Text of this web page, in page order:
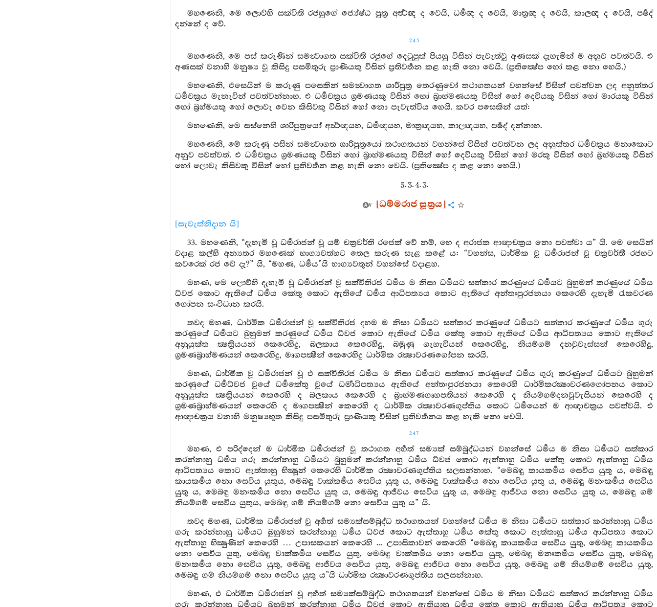
මහණෙනි, මෙ ලොව්හි සක්විති රජහුගේ ජ්‍යේෂ්ඨ පුත්‍ර අර්‍ත්‍ථඥ ද වෙයි, ධර්‍මඥ ද වෙයි, මාත්‍රඥ ද වෙයි, කාලඥ ද වෙයි, පර්‍ෂද්
දන්නේ ද වේ.
245
මහණෙනි, මෙ පස් කරුණින් සමන්‍වාගත සක්විති රජුගේ දෙටුපුත් පියහු විසින් පැවැත්වූ අණසක් දැහැමින් ම අනුව පවත්වයි. එ
අණසක් වනාහි මනුෂ්‍ය වූ කිසිදු පසමිතුරු ප්‍රාණියකු විසින් ප්‍රතිවර්‍තන කළ හැකි නො වෙයි. (ප්‍රතික්‍ෂේප හෝ කළ නො හෙයි.)
මහණෙනි, එසෙයින් ම කරුණු පසෙකින් සමන්‍වාගත ශාරීපුත්‍ර තෙරණුවෝ තථාගතයන් වහන්සේ විසින් පවත්වන ලද අනුත්තර
ධර්‍මචක්‍රය මැනැවින් පවත්වන්නාහ. එ ධර්‍මචක්‍රය ශ්‍රමණයකු විසින් හෝ බ්‍රාහ්මණයකු විසින් හෝ දෙවියකු විසින් හෝ මාරයකු විසින්
හෝ බ්‍රහ්මයකු හෝ ලොවැ වෙන කිසිවකු විසින් හෝ නො පැවැත්විය හෙයි. කවර පසෙකින් යත්:
මහණෙනි, මෙ සස්නෙහි ශාරිපුත්‍රයෝ අර්‍ත්‍ථඥයහ, ධර්‍මඥයහ, මාත්‍රඥයහ, කාලඥයහ, පර්‍ෂද්‍ දන්නාහ.
මහණෙනි, මේ කරුණු පසින් සමන්‍වාගත ශාරිපුත්‍රයෝ තථාගතයන් වහන්සේ විසින් පවත්වන ලද අනුත්තර ධර්‍මචක්‍රය මනාකොට
අනුව පවත්වත්. එ ධර්‍මචක්‍රය ශ්‍රමණයකු විසින් හෝ බ්‍රාහ්මණයකු විසින් හෝ දෙවියකු විසින් හෝ මරකු විසින් හෝ බ්‍රහ්මයකු විසින්
හෝ ලොවැ කිසිවකු විසින් හෝ ප්‍රතිවර්‍තන කළ හැකි නො වෙයි. (ප්‍රතික්‍ෂේප ද කළ නො හෙයි.)
5. 3. 4. 3.
[ධම්මරාජ සූත්‍රය]
[සැවැත්නිදාන යි]
33. මහණෙනි, “දැහැමි වූ ධර්‍මරාජන් වූ යම් චක්‍රවර්ති රජෙක් වේ නම්, හෙ ද අරාජක ආඥාචක්‍රය නො පවත්වා ය” යි. මෙ සෙයින්
වදාළ කල්හි අන්‍යතර මහණෙක් භාග්‍යවත්හට තෙල කරුණ සැළ කළේ ය: “වහන්ස, ධාර්මික වූ ධර්‍මරාජන් වූ චක්‍රවර්තී රජහට
කවරෙක් රජ වේ දැ?” යි, “මහණ, ධර්‍මය”යි භාග්‍යවතුන් වහන්සේ වදාළහ.
මහණ, මෙ ලොව්හි දැහැමි වූ ධර්‍මරාජන් වූ සක්විතිරජ ධර්‍මය ම නිසා ධර්‍මයට සත්කාර කරණුයේ ධර්‍මයට බුහුමන් කරණුයේ ධර්‍මය
ධ්වජ කොට ඇතියේ ධර්‍මය කේතු කොට ඇතියේ ධර්‍මය ආධිපත්‍යය කොට ඇතියේ අන්තඃපුරජනයා කෙරෙහි දැහැමි රැකවරණ
ගෝපන සංවිධාන කරයි.
තවද මහණ, ධාර්මික ධර්‍මරාජන් වූ සක්විතිරජ දහම ම නිසා ධර්‍මයට සත්කාර කරණුයේ ධර්‍මයට සත්කාර කරණුයේ ධර්‍මය ගුරු
කරණුයේ ධර්‍මයට බුහුමන් කරණුයේ ධර්‍මය ධ්වජ කොට ඇතියේ ධර්‍මය කේතු කොට ඇතියේ ධර්‍මය ආධිපත්‍යය කොට ඇතියේ
අනුයුක්ත ක්‍ෂත්‍රියයන් කෙරෙහිදු, බලකාය කෙරෙහිදු, බමුණු ගැහැවියන් කෙරෙහිදු, නියම්ගම් දනවුවැස්සන් කෙරෙහිදු,
ශ්‍රමණබ්‍රාහ්මණයන් කෙරෙහිදු, මෘගපක්‍ෂීන් කෙරෙහිදු ධාර්මික රක්‍ෂාවරණගෝපන කරයි.
මහණ, ධාර්මික වූ ධර්‍මරාජන් වූ එ සක්විතිරජ ධර්‍මය ම නිසා ධර්‍මයට සත්කාර කරණුයේ ධර්‍මය ගුරු කරණුයේ ධර්‍මයට බුහුමන්
කරණුයේ ධර්‍මධ්වජ වූයේ ධර්‍මකේතු වූයේ ධර්‍මාධිපත්‍යය ඇතියේ අන්තඃපුරජනයා කෙරෙහි ධාර්මිකරක්‍ෂාවරණගෝපනය කොට
අනුයුක්ත ක්‍ෂත්‍රියයන් කෙරෙහි ද බලකාය කෙරෙහි ද බ්‍රාහ්මණගෘහපතියන් කෙරෙහි ද නියම්ගම්දනවුවැසියන් කෙරෙහි ද
ශ්‍රමණබ්‍රාහ්මණයන් කෙරෙහි ද මෘගපක්‍ෂීන් කෙරෙහි ද ධාර්මික රක්‍ෂාවරණගුප්තිය කොට ධර්‍මයෙන් ම ආඥාචක්‍රය පවත්වයි. එ
ආඥාචක්‍රය වනාහි මනුෂ්‍යභූත කිසිදු පසමිතුරු ප්‍රාණියකු විසින් ප්‍රතිවර්‍තනය කළ හැකි නො වෙයි.
247
මහණ, එ පරිද්දෙන් ම ධාර්මික ධර්‍මරාජන් වූ තථාගත අර්‍හත් සම්‍යක් සම්බුද්ධයන් වහන්සේ ධර්‍මය ම නිසා ධර්‍මයට සත්කාර
කරන්නාහු ධර්‍මය ගරු කරන්නාහු ධර්‍මයට බුහුමන් කරන්නාහු ධර්‍මය ධ්වජ කොට ඇත්තාහු ධර්‍මය කේතු කොට ඇත්තාහු ධර්‍මය
ආධිපත්‍යය කොට ඇත්තාහු භික්‍ෂූන් කෙරෙහි ධාර්මික රක්‍ෂාවරණගුප්තිය සලසන්නාහ. “මෙබඳු කායකර්‍මය සෙවිය යුතු ය, මෙබඳු
කායකර්‍මය නො සෙවිය යුතුය, මෙබඳු වාක්කර්‍මය සෙවිය යුතු ය, මෙබඳු වාක්කර්‍මය නො සෙවිය යුතු ය, මෙබඳු මනඃකර්‍මය සෙවිය
යුතු ය, මෙබඳු මනඃකර්‍මය නො සෙවිය යුතු ය, මෙබඳු ආජීවය සෙවිය යුතු ය, මෙබඳු ආජීවය නො සෙවිය යුතු ය, මෙබඳු ගම්
නියම්ගම් සෙවිය යුතුය, මෙබඳු ගම් නියම්ගම් නො සෙවිය යුතු ය” යි.
තවද මහණ, ධාර්මික ධර්‍මරාජන් වූ අර්‍හත් සම්‍යක්සම්බුද්ධ තථාගතයන් වහන්සේ ධර්‍මය ම නිසා ධර්‍මයට සත්කාර කරන්නාහු ධර්‍මය
ගරු කරන්නාහු ධර්‍මයට බුහුමන් කරන්නාහු ධර්‍මය ධ්වජ කොට ඇත්තාහු ධර්‍මය කේතු කොට ඇත්තාහු ධර්‍මය ආධිපත්‍ය කොට
ඇත්තාහු භික්‍ෂුණින් කෙරෙහි … උපාසකයන් කෙරෙහි ... උපාසිකාවන් කෙරෙහි “මෙබඳු කායකර්‍මය සෙවිය යුතු, මෙබඳු කායකර්‍මය
නො සෙවිය යුතු, මෙබඳු වාක්කර්‍මය සෙවිය යුතු, මෙබඳු වාක්කර්‍මය නො සෙවිය යුතු, මෙබඳු මනඃකර්‍මය සෙවිය යුතු, මෙබඳු
මනඃකර්‍මය නො සෙවිය යුතු, මෙබඳු ආජීවය සෙවිය යුතු, මෙබඳු ආජීවය නො සෙවිය යුතු, මෙබඳු ගම් නියම්ගම් සෙවිය යුතු,
මෙබඳු ගම් නියම්ගම් නො සෙවිය යුතු ය”යි ධාර්මික රක්‍ෂාවරණගුප්තිය සලසන්නාහ.
මහණ, එ ධාර්මික ධර්‍මරාජන් වූ අර්‍හත් සම්‍යක්සම්බුද්ධ තථාගතයන් වහන්සේ ධර්‍මය ම නිසා ධර්‍මයට සත්කාර කරන්නාහු ධර්‍මය
ගරු කරන්නාහු ධර්‍මයට බුහුමන් කරන්නාහු ධර්‍මය ධ්වජ කොට ඇතියාහු ධර්‍මය කේතු කොට ඇතියාහු ධර්‍මය ආධිපත්‍ය කොට